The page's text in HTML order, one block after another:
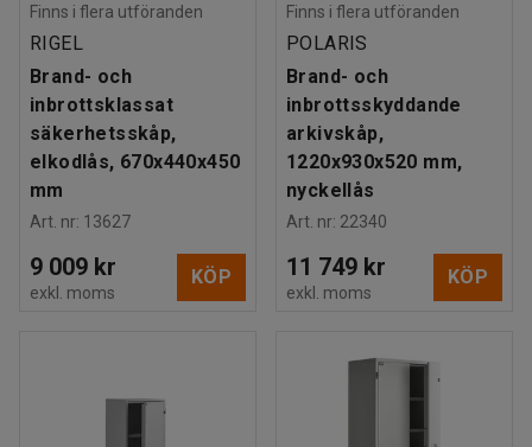
Finns i flera utföranden
RIGEL
Brand- och
inbrottsklassat
säkerhetsskåp,
elkodlås, 670x440x450
mm
Art. nr: 13627
9 009 kr
exkl. moms
KÖP
Finns i flera utföranden
POLARIS
Brand- och
inbrottsskyddande
arkivskåp,
1220x930x520 mm,
nyckellås
Art. nr: 22340
11 749 kr
exkl. moms
KÖP